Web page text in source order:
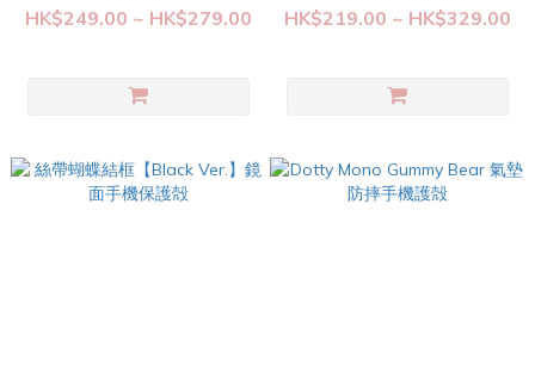
HK$249.00 ~ HK$279.00 HK$219.00 ~ HK$329.00